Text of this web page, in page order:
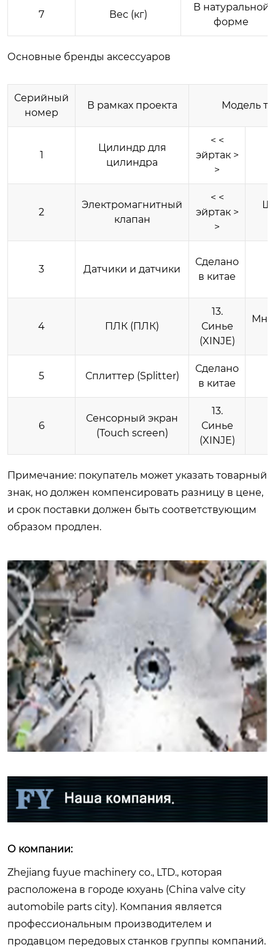
7 Вес (кг)
В натуральной
форме
Основные бренды аксессуаров
Серийный
номер
В рамках проекта Модель
1
Цилиндр для
цилиндра
< <
эйртак >
>
2
Электромагнитный
клапан
< <
эйртак >
>
3 Датчики и датчики
Сделано
в китае
4 ПЛК (ПЛК)
13.
Синье
(XINJE)
5 Сплиттер (Splitter)
Сделано
в китае
6
Сенсорный экран
(Touch screen)
13.
Синье
(XINJE)
Примечание: покупатель может указать товарный
знак, но должен компенсировать разницу в цене,
и срок поставки должен быть соответствующим
образом продлен.
О компании:
Zhejiang fuyue machinery co., LTD., которая
расположена в городе юхуань (China valve city
automobile parts city). Компания является
профессиональным производителем и
продавцом передовых станков группы компаний.